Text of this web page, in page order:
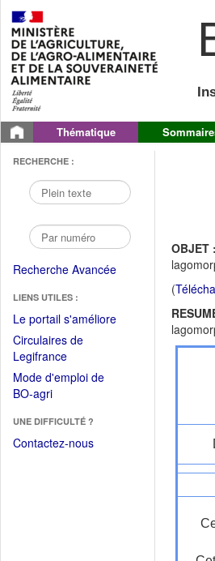
Thématique
RECHERCHE :
Recherche Avancée
LIENS UTILES :
Le portail s'améliore(Fichier
Circulaires de
Legifrance(Ouvrir
dans
une
fenêtre)
Mode d'emploi de
BO-agri(Ouvrir
une
nouvelle
UNE DIFFICULTÉ ?
Contactez-nous
OBJET :
(